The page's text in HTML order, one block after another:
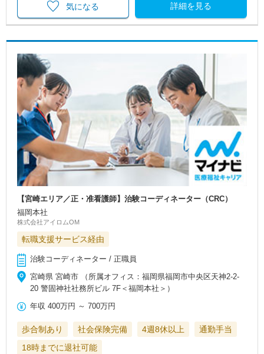
詳細を見る
気になる
【宮崎エリア／正・准看護師】治験コーディネーター（CRC）
福岡本社
株式会社アイロムOM
転職支援サービス経由
治験コーディネーター / 正職員
宮崎県 宮崎市 （所属オフィス：福岡県福岡市中央区天神2-2-
20 警固神社社務所ビル 7F＜福岡本社＞）
年収 400万円 ～700万円
歩合制あり 社会保険完備 4週8休以上
通勤手当
18時までに退社可能